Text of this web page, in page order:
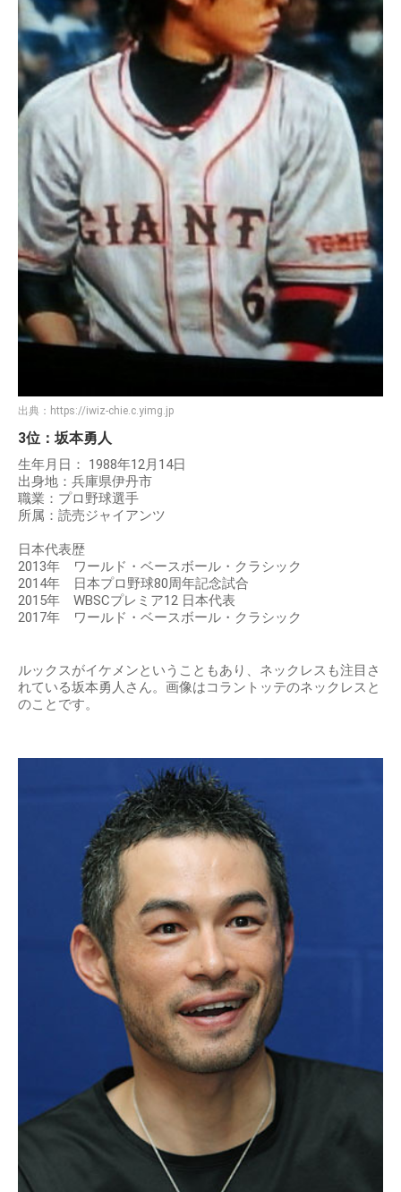
出典： https://iwiz-chie.c.yimg.jp
3位：坂本勇人
生年月日： 1988年12月14日
出身地：兵庫県伊丹市
職業：プロ野球選手
所属：読売ジャイアンツ
日本代表歴
2013年 ワールド・ベースボール・クラシック
2014年 日本プロ野球80周年記念試合
2015年 WBSCプレミア12 日本代表
2017年 ワールド・ベースボール・クラシック
ルックスがイケメンということもあり、ネックレスも注目さ
れている坂本勇人さん。画像はコラントッテのネックレスと
のことです。